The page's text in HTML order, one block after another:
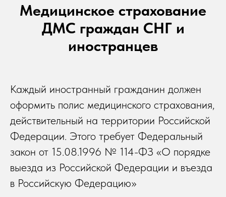
Медицинское страхование
ДМС граждан СНГ и
иностранцев
Каждый иностранный гражданин должен
оформить полис медицинского страхования,
действительный на территории Российской
Федерации. Этого требует Федеральный
закон от 15.08.1996 № 114-ФЗ «О порядке
выезда из Российской Федерации и въезда
в Российскую Федерацию»